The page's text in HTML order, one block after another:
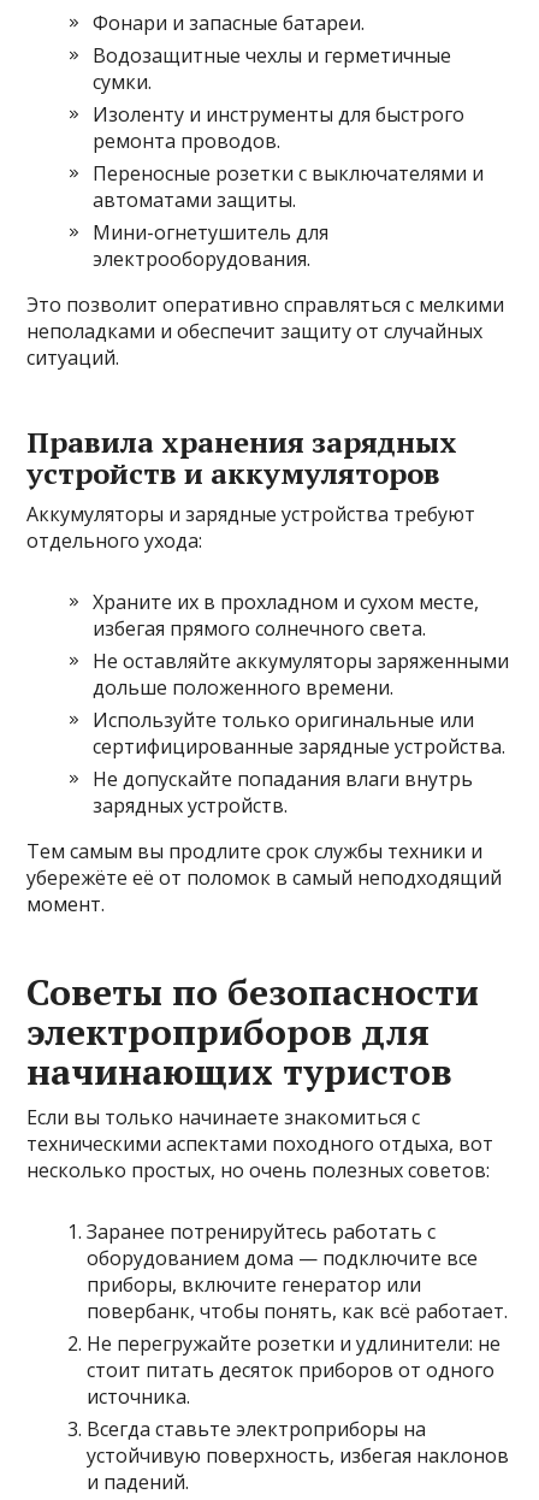
Фонари и запасные батареи.
Водозащитные чехлы и герметичные
сумки.
Изоленту и инструменты для быстрого
ремонта проводов.
Переносные розетки с выключателями и
автоматами защиты.
Мини-огнетушитель для
электрооборудования.
Это позволит оперативно справляться с мелкими
неполадками и обеспечит защиту от случайных
ситуаций.
Правила хранения зарядных
устройств и аккумуляторов
Аккумуляторы и зарядные устройства требуют
отдельного ухода:
Храните их в прохладном и сухом месте,
избегая прямого солнечного света.
Не оставляйте аккумуляторы заряженными
дольше положенного времени.
Используйте только оригинальные или
сертифицированные зарядные устройства.
Не допускайте попадания влаги внутрь
зарядных устройств.
Тем самым вы продлите срок службы техники и
убережёте её от поломок в самый неподходящий
момент.
Советы по безопасности
электроприборов для
начинающих туристов
Если вы только начинаете знакомиться с
техническими аспектами походного отдыха, вот
несколько простых, но очень полезных советов:
Заранее потренируйтесь работать с
оборудованием дома — подключите все
приборы, включите генератор или
повербанк, чтобы понять, как всё работает.
Не перегружайте розетки и удлинители: не
стоит питать десяток приборов от одного
источника.
Всегда ставьте электроприборы на
устойчивую поверхность, избегая наклонов
и падений.